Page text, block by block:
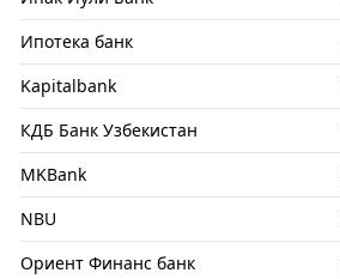
Ипотека банк
Kapitalbank
КДБ Банк Узбекистан
MKBank
NBU
Ориент Финанс банк